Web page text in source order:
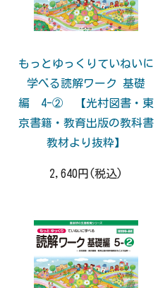
もっとゆっくりていねいに
学べる読解ワーク 基礎
編 4-② 【光村図書・東
京書籍・教育出版の教科書
教材より抜粋】
2,640円(税込)